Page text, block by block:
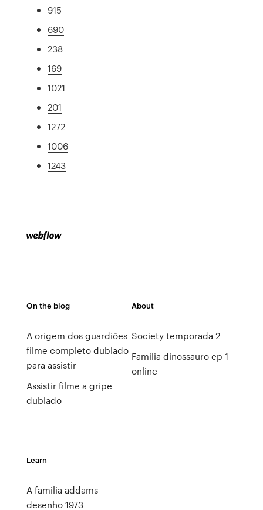
915
690
238
169
1021
201
1272
1006
1243
On the blog
A origem dos guardiões
filme completo dublado
para assistir
Assistir filme a gripe
dublado
About
Society temporada 2
Familia dinossauro ep 1
online
Learn
A familia addams
desenho 1973